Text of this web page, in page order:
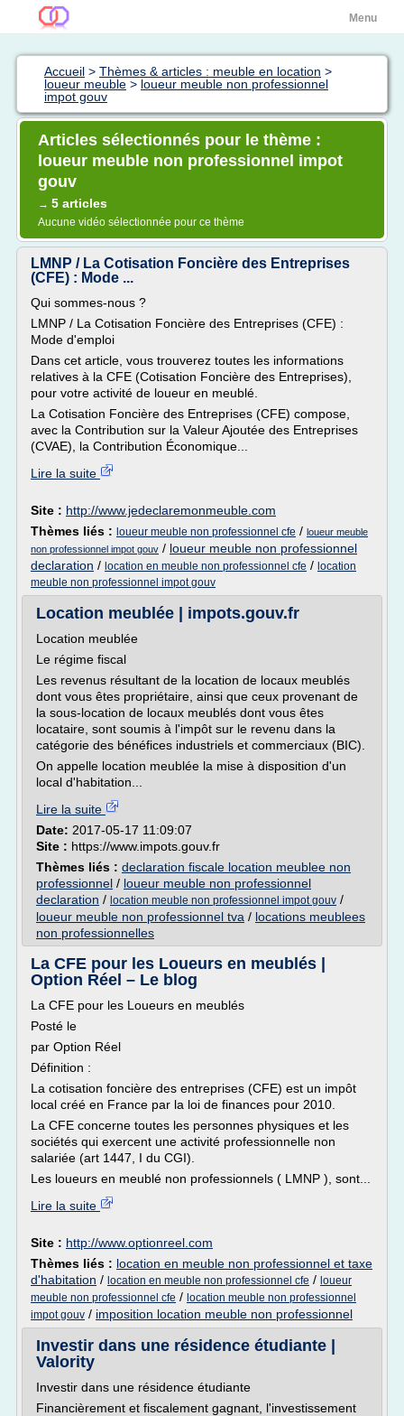
Menu
Accueil > Thèmes & articles : meuble en location >
loueur meuble > loueur meuble non professionnel
impot gouv
Articles sélectionnés pour le thème :
loueur meuble non professionnel impot
gouv
→ 5 articles
Aucune vidéo sélectionnée pour ce thème
LMNP / La Cotisation Foncière des Entreprises
(CFE) : Mode ...
Qui sommes-nous ?
LMNP / La Cotisation Foncière des Entreprises (CFE) :
Mode d'emploi
Dans cet article, vous trouverez toutes les informations
relatives à la CFE (Cotisation Foncière des Entreprises),
pour votre activité de loueur en meublé.
La Cotisation Foncière des Entreprises (CFE) compose,
avec la Contribution sur la Valeur Ajoutée des Entreprises
(CVAE), la Contribution Économique...
Lire la suite
Site : http://www.jedeclaremonmeuble.com
Thèmes liés : loueur meuble non professionnel cfe / loueur meuble
non professionnel impot gouv / loueur meuble non professionnel
declaration / location en meuble non professionnel cfe / location
meuble non professionnel impot gouv
Location meublée | impots.gouv.fr
Location meublée
Le régime fiscal
Les revenus résultant de la location de locaux meublés
dont vous êtes propriétaire, ainsi que ceux provenant de
la sous-location de locaux meublés dont vous êtes
locataire, sont soumis à l'impôt sur le revenu dans la
catégorie des bénéfices industriels et commerciaux (BIC).
On appelle location meublée la mise à disposition d'un
local d'habitation...
Lire la suite
Date: 2017-05-17 11:09:07
Site : https://www.impots.gouv.fr
Thèmes liés : declaration fiscale location meublee non
professionnel / loueur meuble non professionnel
declaration / location meuble non professionnel impot gouv /
loueur meuble non professionnel tva / locations meublees
non professionnelles
La CFE pour les Loueurs en meublés |
Option Réel – Le blog
La CFE pour les Loueurs en meublés
Posté le
par Option Réel
Définition :
La cotisation foncière des entreprises (CFE) est un impôt
local créé en France par la loi de finances pour 2010.
La CFE concerne toutes les personnes physiques et les
sociétés qui exercent une activité professionnelle non
salariée (art 1447, I du CGI).
Les loueurs en meublé non professionnels ( LMNP ), sont...
Lire la suite
Site : http://www.optionreel.com
Thèmes liés : location en meuble non professionnel et taxe
d'habitation / location en meuble non professionnel cfe / loueur
meuble non professionnel cfe / location meuble non professionnel
impot gouv / imposition location meuble non professionnel
Investir dans une résidence étudiante |
Valority
Investir dans une résidence étudiante
Financièrement et fiscalement gagnant, l'investissement